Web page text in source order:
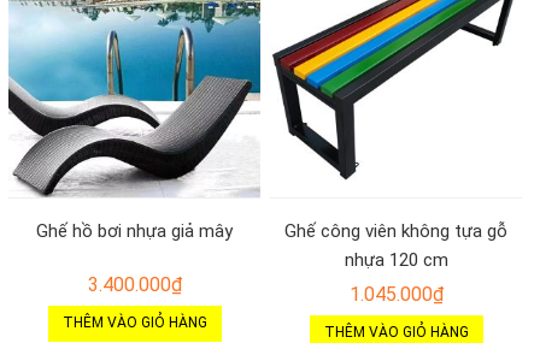
Ghế hồ bơi nhựa giả mây
3.400.000₫
THÊM VÀO GIỎ HÀNG
Ghế công viên không tựa gỗ
nhựa 120 cm
1.045.000₫
THÊM VÀO GIỎ HÀNG